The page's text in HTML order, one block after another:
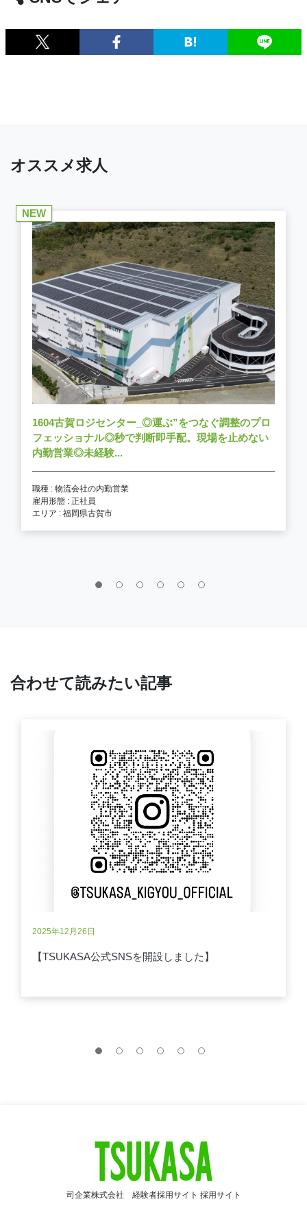
オススメ求人
NEW
1604古賀ロジセンター_◎運ぶ”をつなぐ調整のプロ
フェッショナル◎秒で判断即手配。現場を止めない
内勤営業◎未経験...
職種 : 物流会社の内勤営業
雇用形態 : 正社員
エリア : 福岡県古賀市
合わせて読みたい記事
2025年12月26日
【TSUKASA公式SNSを開設しました】
司企業株式会社 経験者採用サイト 採用サイト